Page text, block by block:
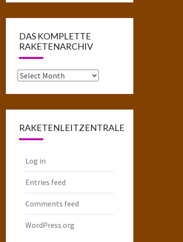
DAS KOMPLETTE
RAKETENARCHIV
Das
RAKETENLEITZENTRALE
Log in
Entries feed
Comments feed
WordPress.org